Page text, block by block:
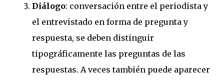
Diálogo: conversación entre el periodista y
el entrevistado en forma de pregunta y
respuesta, se deben distinguir
tipográficamente las preguntas de las
respuestas. A veces también puede aparecer